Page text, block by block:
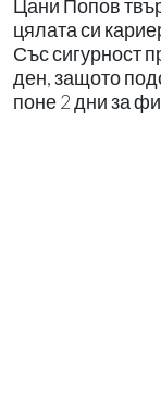
Цани Попов
цялата си
Със сигурност
ден, защото
поне 2 дни за